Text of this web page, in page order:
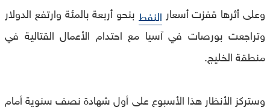
وعلى أثرها قفزت أسعار النفط بنحو أربعة بالمئة وارتفع الدولار
وتراجعت بورصات في آسيا مع احتدام الأعمال القتالية في
منطقة الخليج.
وستركز الأنظار هذا الأسبوع على أول شهادة نصف سنوية أمام